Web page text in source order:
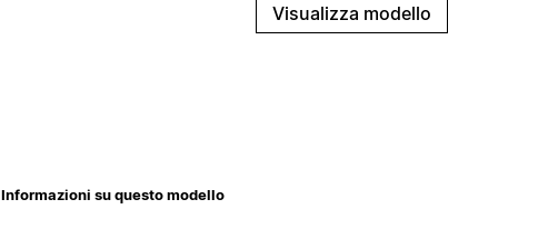
Visualizza modello
Informazioni su questo modello